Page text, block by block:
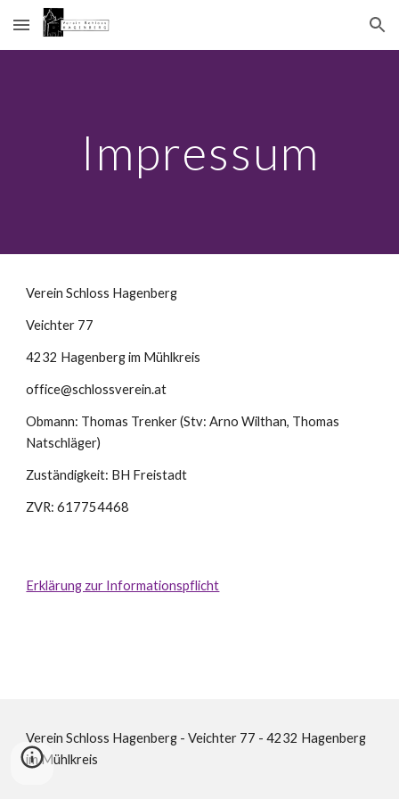
Skip to main content Skip to navigation
Impressum
Verein Schloss Hagenberg
Veichter 77
4232 Hagenberg im Mühlkreis
office@schlossverein.at
Obmann: Thomas Trenker (Stv: Arno Wilthan, Thomas
Natschläger)
Zuständigkeit: BH Freistadt
ZVR: 617754468
Erklärung zur Informationspflicht
Verein Schloss Hagenberg - Veichter 77 - 4232 Hagenberg
im Mühlkreis